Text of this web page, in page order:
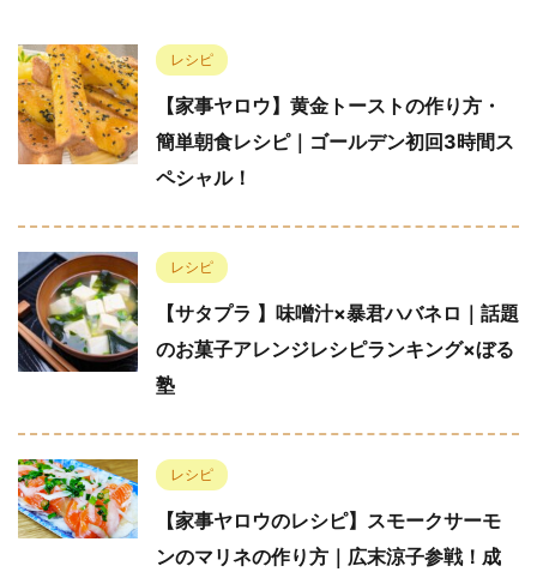
レシピ
【家事ヤロウ】黄金トーストの作り方・
簡単朝食レシピ｜ゴールデン初回3時間ス
ペシャル！
レシピ
【サタプラ 】味噌汁×暴君ハバネロ｜話題
のお菓子アレンジレシピランキング×ぼる
塾
レシピ
【家事ヤロウのレシピ】スモークサーモ
ンのマリネの作り方｜広末涼子参戦！成